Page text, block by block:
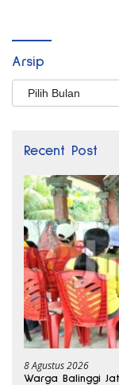
Arsip
Arsip
Recent Post
8 Agustus 2026
Warga Balinggi